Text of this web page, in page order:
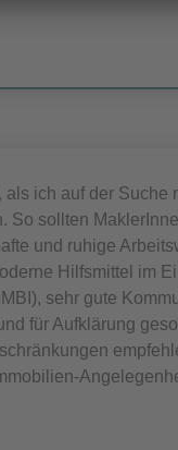
ich auf der
So sollten
und ruhige
Hilfsmittel im
sehr gute
für Aufklärung